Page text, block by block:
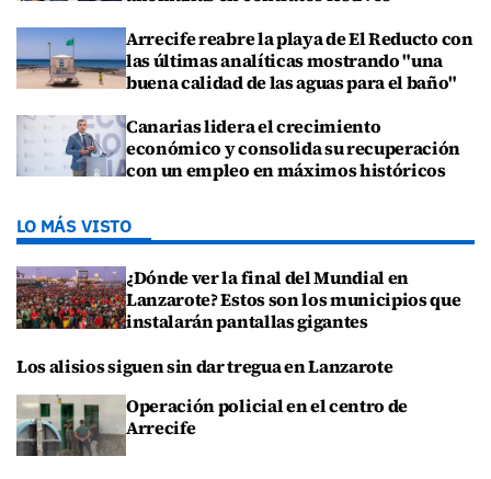
Arrecife reabre la playa de El Reducto con
las últimas analíticas mostrando "una
buena calidad de las aguas para el baño"
Canarias lidera el crecimiento
económico y consolida su recuperación
con un empleo en máximos históricos
LO MÁS VISTO
¿Dónde ver la final del Mundial en
Lanzarote? Estos son los municipios que
instalarán pantallas gigantes
Los alisios siguen sin dar tregua en Lanzarote
Operación policial en el centro de
Arrecife